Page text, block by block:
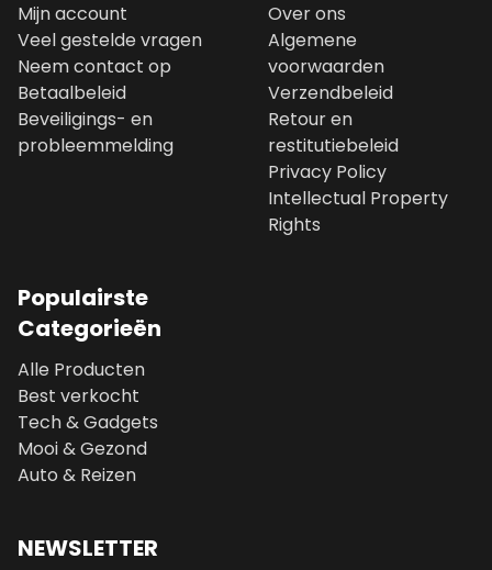
Mijn account
Veel gestelde vragen
Neem contact op
Betaalbeleid
Beveiligings- en
probleemmelding
Over ons
Algemene
voorwaarden
Verzendbeleid
Retour en
restitutiebeleid
Privacy Policy
Intellectual Property
Rights
Populairste
Categorieën
Alle Producten
Best verkocht
Tech & Gadgets
Mooi & Gezond
Auto & Reizen
NEWSLETTER